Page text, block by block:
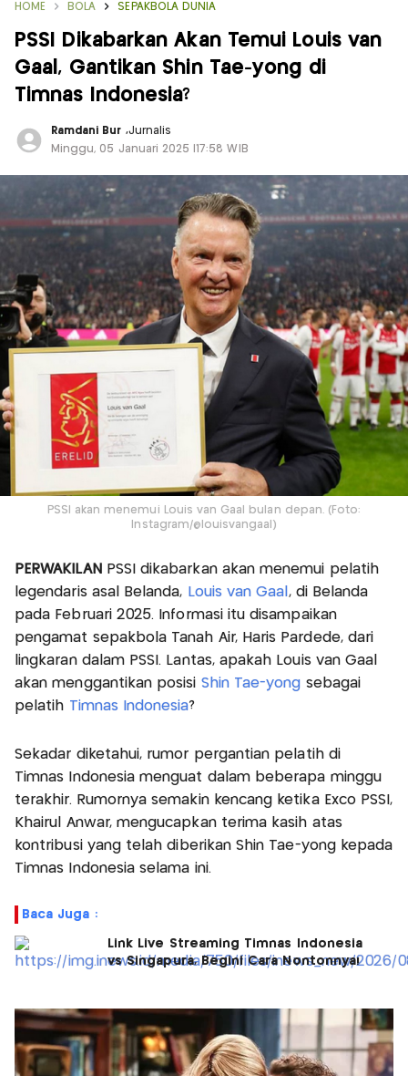
HOME BOLA SEPAKBOLA DUNIA
PSSI Dikabarkan Akan Temui Louis van
Gaal, Gantikan Shin Tae-yong di
Timnas Indonesia?
Ramdani Bur ,Jurnalis
Minggu, 05 Januari 2025 |17:58 WIB
PSSI akan menemui Louis van Gaal bulan depan. (Foto:
Instagram/@louisvangaal)
PERWAKILAN
PSSI dikabarkan akan menemui pelatih
legendaris asal Belanda, Louis van Gaal , di Belanda
pada Februari 2025. Informasi itu disampaikan
pengamat sepakbola Tanah Air, Haris Pardede, dari
lingkaran dalam PSSI. Lantas, apakah Louis van Gaal
akan menggantikan posisi Shin Tae-yong sebagai
pelatih Timnas Indonesia?
Sekadar diketahui, rumor pergantian pelatih di
Timnas Indonesia menguat dalam beberapa minggu
terakhir. Rumornya semakin kencang ketika Exco PSSI,
Khairul Anwar, mengucapkan terima kasih atas
kontribusi yang telah diberikan Shin Tae-yong kepada
Timnas Indonesia selama ini.
Baca Juga :
Link Live Streaming Timnas Indonesia
vs Singapura, Begini Cara Nontonnya!